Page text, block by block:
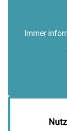
Immer